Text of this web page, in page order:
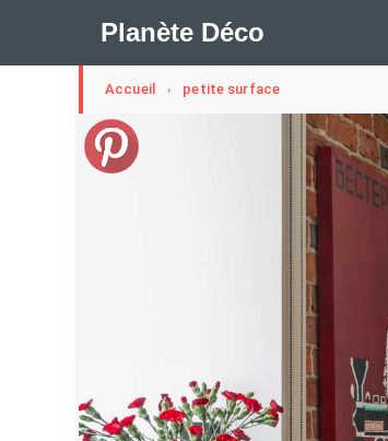
Planète Déco
🛍︎ Shop Planète Déco ℹ︎ À propos
Belgique
Méli-Mélo Suédois
Maison Appartement Écologique
Renovation
Accueil › petite surface